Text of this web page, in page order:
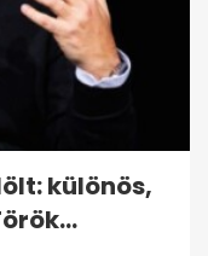
az év
Edina
különös,